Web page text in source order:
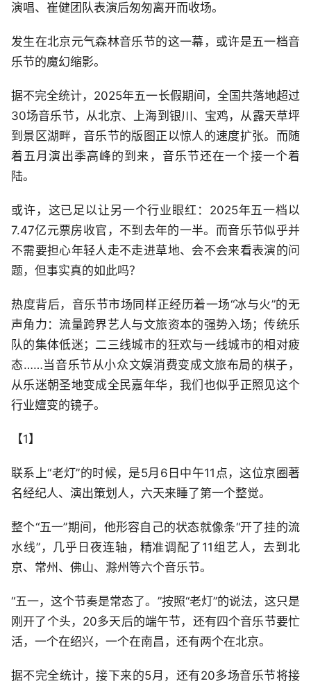
演唱、崔健团队表演后匆匆离开而收场。
发生在北京元气森林音乐节的这一幕，或许是五一档音
乐节的魔幻缩影。
据不完全统计，2025年五一长假期间，全国共落地超过
30场音乐节，从北京、上海到银川、宝鸡，从露天草坪
到景区湖畔，音乐节的版图正以惊人的速度扩张。而随
着五月演出季高峰的到来，音乐节还在一个接一个着
陆。
或许，这已足以让另一个行业眼红：2025年五一档以
7.47亿元票房收官，不到去年的一半。而音乐节似乎并
不需要担心年轻人走不走进草地、会不会来看表演的问
题，但事实真的如此吗？
热度背后，音乐节市场同样正经历着一场“冰与火”的无
声角力：流量跨界艺人与文旅资本的强势入场；传统乐
队的集体低迷；二三线城市的狂欢与一线城市的相对疲
态……当音乐节从小众文娱消费变成文旅布局的棋子，
从乐迷朝圣地变成全民嘉年华，我们也似乎正照见这个
行业嬗变的镜子。
【1】
联系上“老灯”的时候，是5月6日中午11点，这位京圈著
名经纪人、演出策划人，六天来睡了第一个整觉。
整个“五一”期间，他形容自己的状态就像条“开了挂的流
水线”，几乎日夜连轴，精准调配了11组艺人，去到北
京、常州、佛山、滁州等六个音乐节。
“五一，这个节奏是常态了。”按照“老灯”的说法，这只是
刚开了个头，20多天后的端午节，还有四个音乐节要忙
活，一个在绍兴，一个在南昌，还有两个在北京。
据不完全统计，接下来的5月，还有20多场音乐节将接